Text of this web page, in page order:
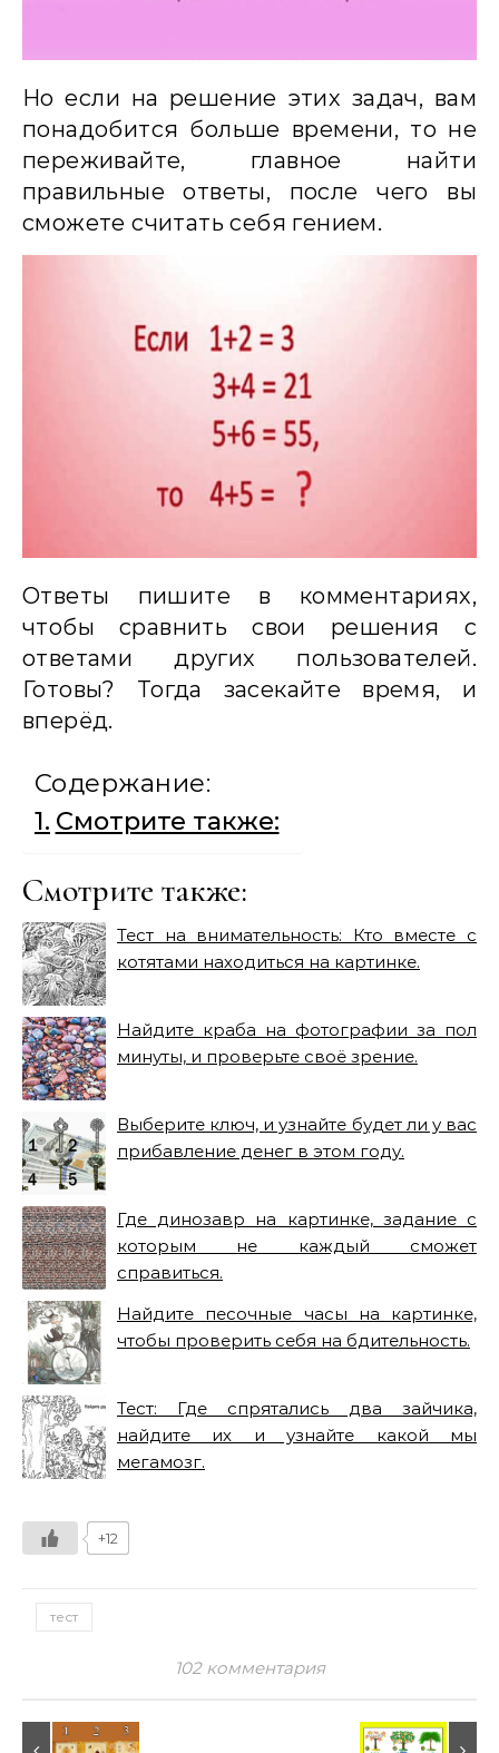
Но если на решение этих задач, вам
понадобится больше времени, то не
переживайте, главное найти
правильные ответы, после чего вы
сможете считать себя гением.
Ответы пишите в комментариях,
чтобы сравнить свои решения с
ответами других пользователей.
Готовы? Тогда засекайте время, и
вперёд.
Содержание:
Смотрите также:
Смотрите также:
Тест на внимательность: Кто вместе с
котятами находиться на картинке.
Найдите краба на фотографии за пол
минуты, и проверьте своё зрение.
Выберите ключ, и узнайте будет ли у вас
прибавление денег в этом году.
Где динозавр на картинке, задание с
которым не каждый сможет
справиться.
Найдите песочные часы на картинке,
чтобы проверить себя на бдительность.
Тест: Где спрятались два зайчика,
найдите их и узнайте какой мы
мегамозг.
+12
тест
102 комментария